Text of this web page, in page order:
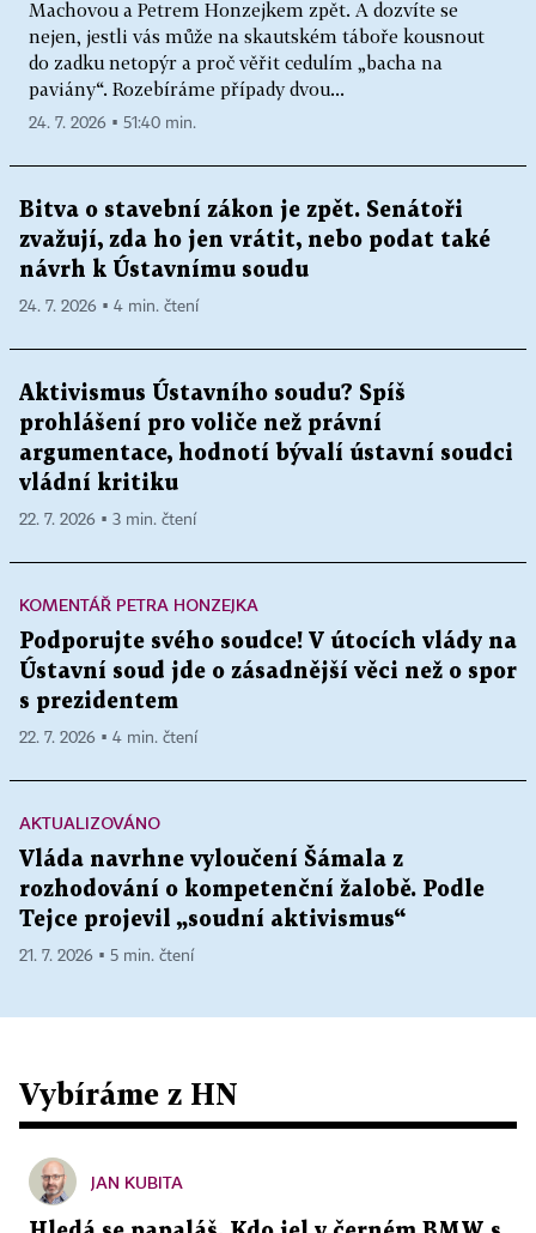
Machovou a Petrem Honzejkem zpět. A dozvíte se
nejen, jestli vás může na skautském táboře kousnout
do zadku netopýr a proč věřit cedulím „bacha na
paviány“. Rozebíráme případy dvou...
24. 7. 2026 ▪ 51:40 min.
Bitva o stavební zákon je zpět. Senátoři
zvažují, zda ho jen vrátit, nebo podat také
návrh k Ústavnímu soudu
24. 7. 2026 ▪ 4 min. čtení
Aktivismus Ústavního soudu? Spíš
prohlášení pro voliče než právní
argumentace, hodnotí bývalí ústavní soudci
vládní kritiku
22. 7. 2026 ▪ 3 min. čtení
KOMENTÁŘ PETRA HONZEJKA
Podporujte svého soudce! V útocích vlády na
Ústavní soud jde o zásadnější věci než o spor
s prezidentem
22. 7. 2026 ▪ 4 min. čtení
AKTUALIZOVÁNO
Vláda navrhne vyloučení Šámala z
rozhodování o kompetenční žalobě. Podle
Tejce projevil „soudní aktivismus“
21. 7. 2026 ▪ 5 min. čtení
Vybíráme z HN
JAN KUBITA